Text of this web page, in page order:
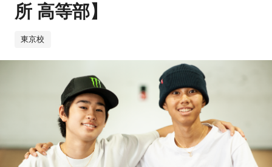
所 高等部】
東京校